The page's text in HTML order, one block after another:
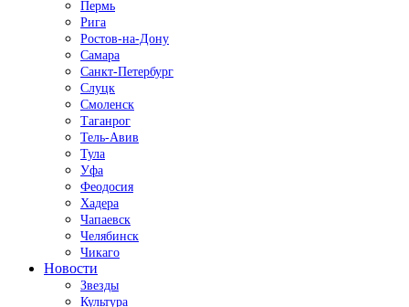
Пермь
Рига
Ростов-на-Дону
Самара
Санкт-Петербург
Слуцк
Смоленск
Таганрог
Тель-Авив
Тула
Уфа
Феодосия
Хадера
Чапаевск
Челябинск
Чикаго
Новости
Звезды
Культура